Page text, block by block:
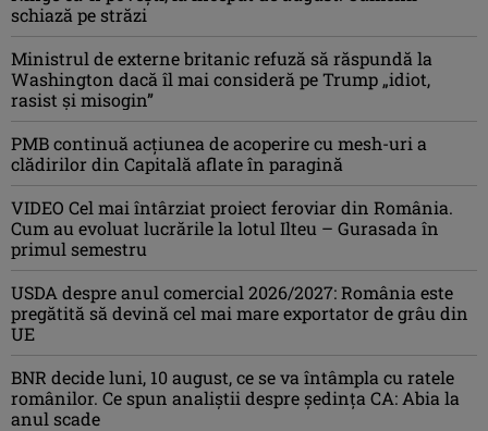
schiază pe străzi
Ministrul de externe britanic refuză să răspundă la
Washington dacă îl mai consideră pe Trump „idiot,
rasist şi misogin”
PMB continuă acțiunea de acoperire cu mesh-uri a
clădirilor din Capitală aflate în paragină
VIDEO Cel mai întârziat proiect feroviar din România.
Cum au evoluat lucrările la lotul Ilteu – Gurasada în
primul semestru
USDA despre anul comercial 2026/2027: România este
pregătită să devină cel mai mare exportator de grâu din
UE
BNR decide luni, 10 august, ce se va întâmpla cu ratele
românilor. Ce spun analiștii despre ședința CA: Abia la
anul scade